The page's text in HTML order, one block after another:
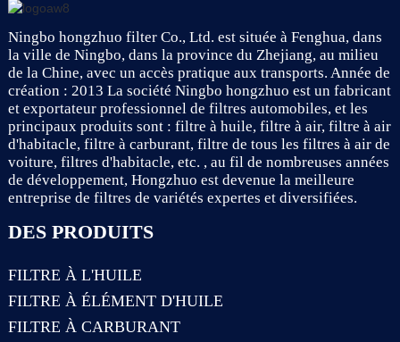
Ningbo hongzhuo filter Co., Ltd. est située à Fenghua, dans
la ville de Ningbo, dans la province du Zhejiang, au milieu
de la Chine, avec un accès pratique aux transports. Année de
création : 2013 La société Ningbo hongzhuo est un fabricant
et exportateur professionnel de filtres automobiles, et les
principaux produits sont : filtre à huile, filtre à air, filtre à air
d'habitacle, filtre à carburant, filtre de tous les filtres à air de
voiture, filtres d'habitacle, etc. , au fil de nombreuses années
de développement, Hongzhuo est devenue la meilleure
entreprise de filtres de variétés expertes et diversifiées.
DES PRODUITS
FILTRE À L'HUILE
FILTRE À ÉLÉMENT D'HUILE
FILTRE À CARBURANT